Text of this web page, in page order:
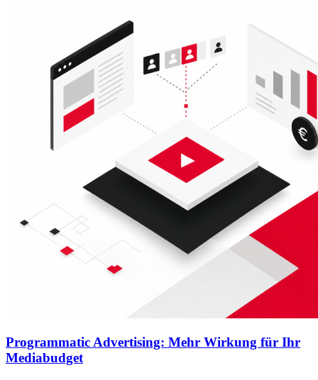
Programmatic Advertising: Mehr Wirkung für Ihr
Mediabudget